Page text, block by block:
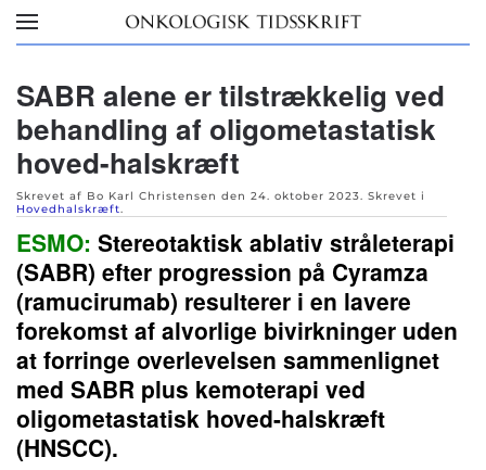
Skip to main content
SABR alene er tilstrækkelig ved
behandling af oligometastatisk
hoved-halskræft
Skrevet af Bo Karl Christensen den 24. oktober 2023. Skrevet i
Hovedhalskræft.
ESMO: Stereotaktisk ablativ stråleterapi
(SABR) efter progression på Cyramza
(ramucirumab) resulterer i en lavere
forekomst af alvorlige bivirkninger uden
at forringe overlevelsen sammenlignet
med SABR plus kemoterapi ved
oligometastatisk hoved-halskræft
(HNSCC).